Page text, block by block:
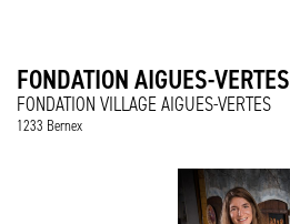
FONDATION AIGUES-VERTES
FONDATION VILLAGE AIGUES-VERTES
1233 Bernex